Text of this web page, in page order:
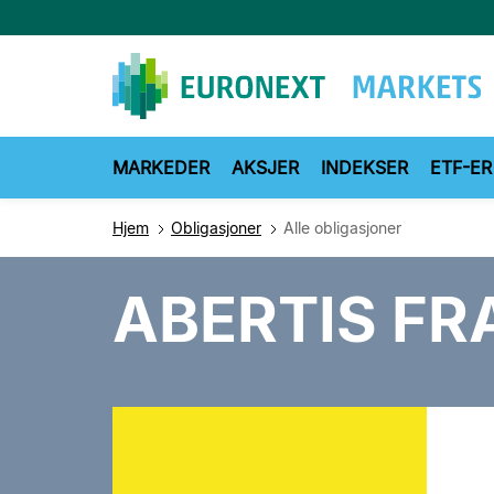
til
MARKEDER AKSJER INDEKSER ETF-ER
Hjem Obligasjoner Alle obligasjoner
ABERTIS